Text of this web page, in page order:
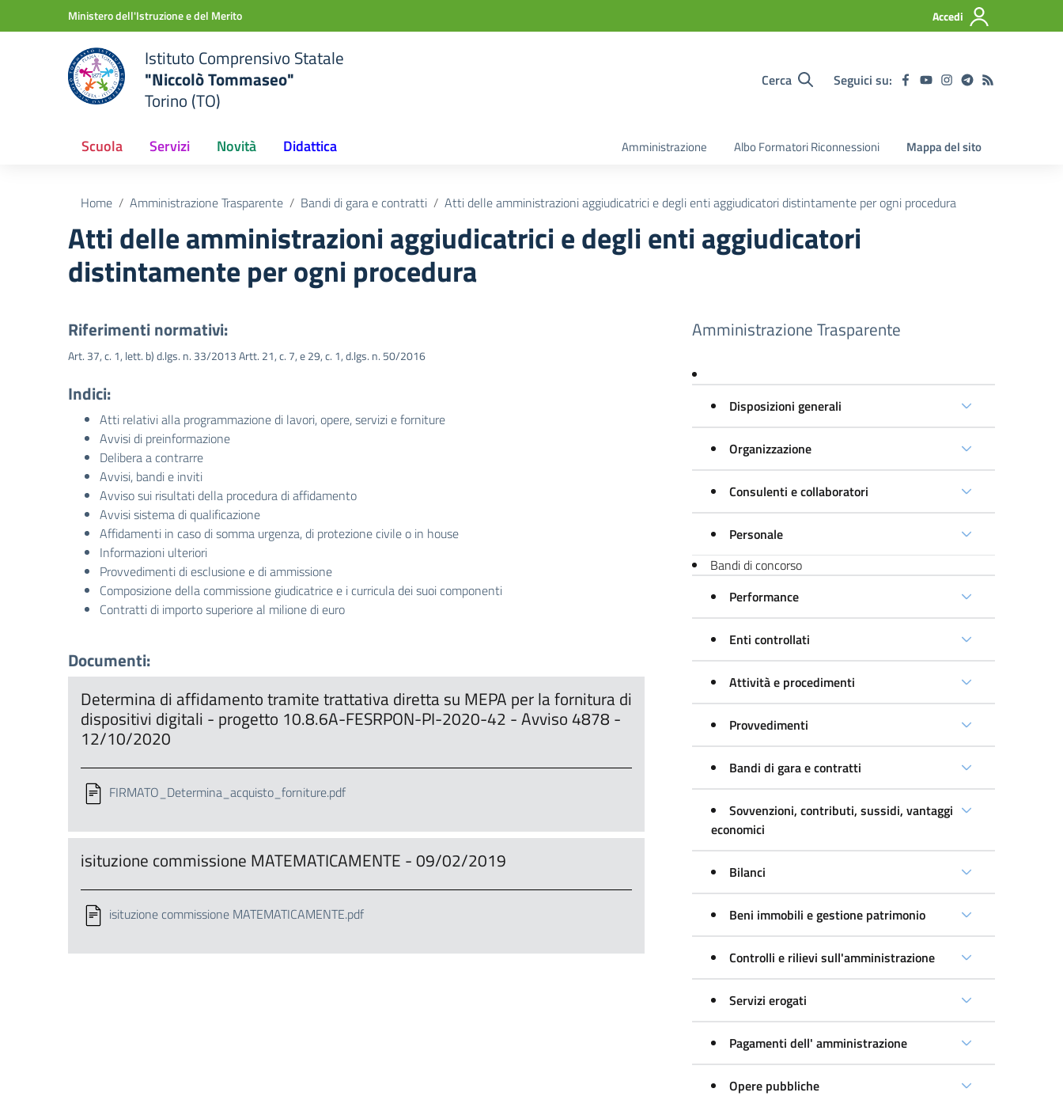
Vai ai contenuti
Vai al menu di navigazioneMinistero dell'Istruzione e del Merito Accedi
Istituto Comprensivo Statale
"Niccolò Tommaseo"
Torino (TO)
Cerca Seguici su:
Scuola Servizi Novità Didattica Amministrazione Albo Formatori Riconnessioni Mappa del sito
Home Amministrazione Trasparente Bandi di gara e contratti Atti delle amministrazioni aggiudicatrici e degli enti aggiudicatori distintamente per ogni procedura
Atti delle amministrazioni aggiudicatrici e degli enti aggiudicatori
distintamente per ogni procedura
Riferimenti normativi:
Art. 37, c. 1, lett. b) d.lgs. n. 33/2013 Artt. 21, c. 7, e 29, c. 1, d.lgs. n. 50/2016
Indici:
Atti relativi alla programmazione di lavori, opere, servizi e forniture
Avvisi di preinformazione
Delibera a contrarre
Avvisi, bandi e inviti
Avviso sui risultati della procedura di affidamento
Avvisi sistema di qualificazione
Affidamenti in caso di somma urgenza, di protezione civile o in house
Informazioni ulteriori
Provvedimenti di esclusione e di ammissione
Composizione della commissione giudicatrice e i curricula dei suoi componenti
Contratti di importo superiore al milione di euro
Documenti:
Determina di affidamento tramite trattativa diretta su MEPA per la fornitura di
dispositivi digitali - progetto 10.8.6A-FESRPON-PI-2020-42 - Avviso 4878 -
12/10/2020
FIRMATO_Determina_acquisto_forniture.pdf
isituzione commissione MATEMATICAMENTE - 09/02/2019
isituzione commissione MATEMATICAMENTE.pdf
Amministrazione Trasparente
Disposizioni generali
Organizzazione
Consulenti e collaboratori
Personale
Bandi di concorso
Performance
Enti controllati
Attività e procedimenti
Provvedimenti
Bandi di gara e contratti
Sovvenzioni, contributi, sussidi, vantaggi
economici
Bilanci
Beni immobili e gestione patrimonio
Controlli e rilievi sull'amministrazione
Servizi erogati
Pagamenti dell' amministrazione
Opere pubbliche